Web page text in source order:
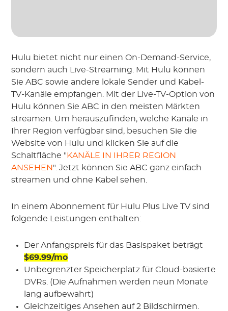
Hulu bietet nicht nur einen On-Demand-Service,
sondern auch Live-Streaming. Mit Hulu können
Sie ABC sowie andere lokale Sender und Kabel-
TV-Kanäle empfangen. Mit der Live-TV-Option von
Hulu können Sie ABC in den meisten Märkten
streamen. Um herauszufinden, welche Kanäle in
Ihrer Region verfügbar sind, besuchen Sie die
Website von Hulu und klicken Sie auf die
Schaltfläche " KANÄLE IN IHRER REGION
ANSEHEN ". Jetzt können Sie ABC ganz einfach
streamen und ohne Kabel sehen.
In einem Abonnement für Hulu Plus Live TV sind
folgende Leistungen enthalten:
Der Anfangspreis für das Basispaket beträgt
$69.99/mo
Unbegrenzter Speicherplatz für Cloud-basierte
DVRs. (Die Aufnahmen werden neun Monate
lang aufbewahrt)
Gleichzeitiges Ansehen auf 2 Bildschirmen.